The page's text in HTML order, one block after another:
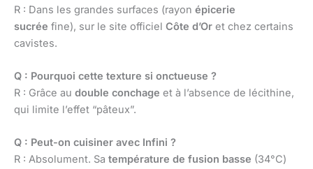
R : Dans les grandes surfaces (rayon épicerie
sucrée fine), sur le site officiel Côte d’Or et chez certains
cavistes.
Q : Pourquoi cette texture si onctueuse ?
R : Grâce au double conchage et à l’absence de lécithine,
qui limite l’effet “pâteux”.
Q : Peut-on cuisiner avec Infini ?
R : Absolument. Sa température de fusion basse (34°C)